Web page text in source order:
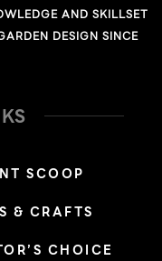
AND SKILLSET
DESIGN SINCE
SCOOP
& CRAFTS
CHOICE